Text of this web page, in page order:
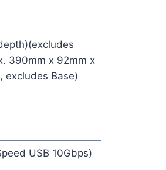
390mm x 92mm x
excludes Base)
USB 10Gbps)